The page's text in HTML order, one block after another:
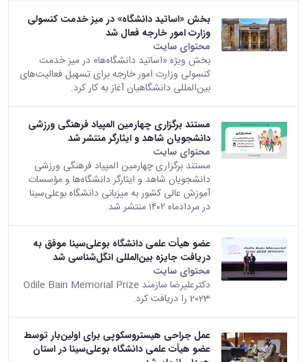
بخش «اساتید دانشگاه» در میز خدمت کنسولی
وزارت امور خارجه فعال شد
محتوای سایت
بخش ویژه «اساتید دانشگاه‌ها» در میز خدمت
کنسولی وزارت امور خارجه برای تسهیل فعالیت‌های
بین‌المللی دانشگاهیان آغاز به کار کرد.
مستند برگزاری چهارمین المپیاد فرهنگی ورزشی
دانشجویان شاهد و ایثارگر منتشر شد
محتوای سایت
مستند برگزاری چهارمین المپیاد فرهنگی ورزشی
دانشجویان شاهد و ایثارگر دانشگاه‌ها و مؤسسات
آموزش عالی کشور به میزبانی دانشگاه بوعلی‌سینا
در مردادماه ۱۴۰۲ منتشر شد.
عضو هیأت علمی دانشگاه بوعلی‌سینا موفق به
دریافت جایزه بین‌المللی انگل‌شناسی شد
محتوای سایت
دکترعلیرضا سازمند Odile Bain Memorial Prize
2023 را دریافت کرد.
عمل جراحی هیستروسکوپی برای اولین‌بار توسط
عضو هیأت علمی دانشگاه بوعلی‌سینا در استان